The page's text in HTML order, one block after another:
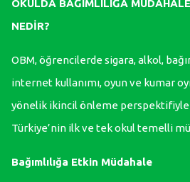
OKULDA BAĞIMLILIĞA
NEDİR?
OBM, öğrencilerde sigara, alkol,
internet kullanımı, oyun ve kumar
yönelik ikincil önleme
Türkiye’nin ilk ve tek okul temelli
Bağımlılığa Etkin Müdahale